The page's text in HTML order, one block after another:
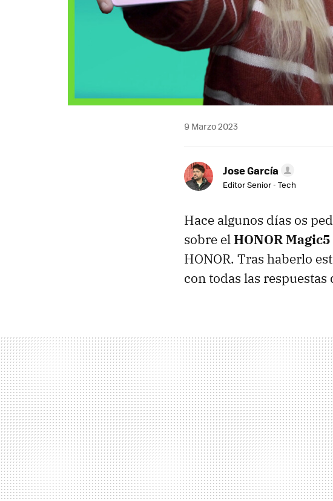
9 Marzo 2023
Jose García
Editor Senior - Tech
Hace algunos días os
sobre elHONOR
HONOR. Tras haberlo
con todas las